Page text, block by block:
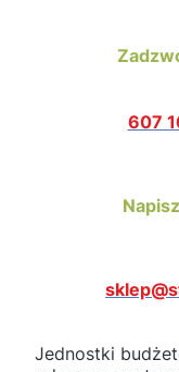
607
Jednostki